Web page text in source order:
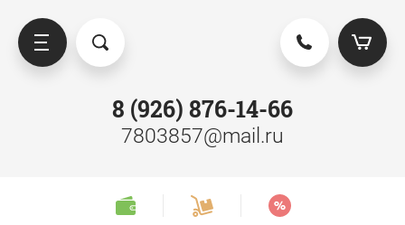
8 (926) 876-14-66
7803857@mail.ru